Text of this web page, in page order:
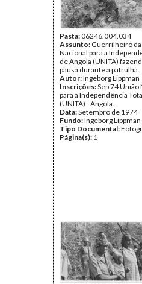
Pasta:06246.004.034
Assunto: Guerrilheiro
Nacional para a
de Angola (UNITA)
pausa durante a patrulha.
Autor:Ingeborg Lippman
Inscrições:Sep 74 União
para a Independência
(UNITA) - Angola.
Data:Setembro de 1974
Fundo:Ingeborg Lippman
Tipo Documental:
Página(s): 1